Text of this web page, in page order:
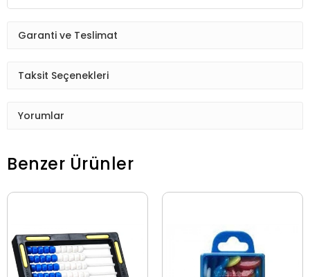
Garanti ve Teslimat
Taksit Seçenekleri
Yorumlar
Benzer Ürünler